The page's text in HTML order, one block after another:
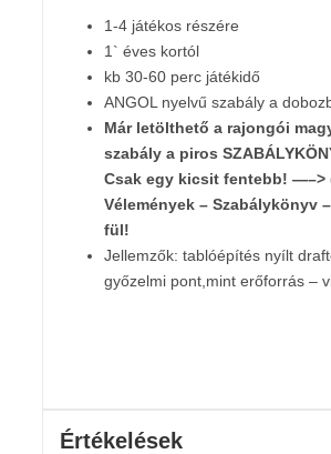
1-4 játékos részére
1` éves kortól
kb 30-60 perc játékidő
ANGOL nyelvű szabály a
Már letölthető a rajongói
szabálya piros
Csak egy kicsit fentebb! —–>
Vélemények – Szabálykönyv
fül!
Jellemzők: tablóépítés nyílt
győzelmi pont,mint erőforrás –
Értékelések